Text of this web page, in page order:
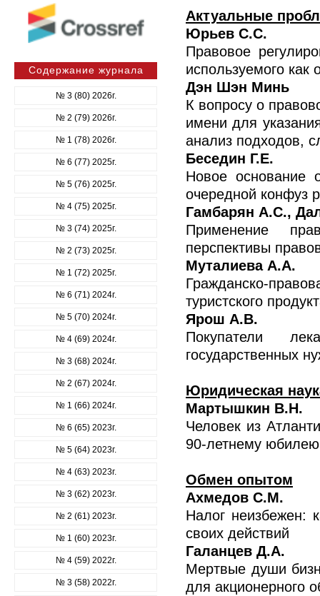
Содержание журнала
№ 3 (80) 2026г.
№ 2 (79) 2026г.
№ 1 (78) 2026г.
№ 6 (77) 2025г.
№ 5 (76) 2025г.
№ 4 (75) 2025г.
№ 3 (74) 2025г.
№ 2 (73) 2025г.
№ 1 (72) 2025г.
№ 6 (71) 2024г.
№ 5 (70) 2024г.
№ 4 (69) 2024г.
№ 3 (68) 2024г.
№ 2 (67) 2024г.
№ 1 (66) 2024г.
№ 6 (65) 2023г.
№ 5 (64) 2023г.
№ 4 (63) 2023г.
№ 3 (62) 2023г.
№ 2 (61) 2023г.
№ 1 (60) 2023г.
№ 4 (59) 2022г.
№ 3 (58) 2022г.
Актуальные
Юрьев С.С.
Правовое
используемого как
Дэн Шэн Минь
К вопросу о
имени для
анализ подходов,
Беседин Г.Е.
Новое основание
очередной конфуз
Гамбарян А.С.,
Применение
перспективы
Муталиева А.А.
Гражданско-
туристского
Ярош А.В.
Покупатели
государственных
Юридическая
Мартышкин В.Н.
Человек из
90-летнему
Обмен опытом
Ахмедов С.М.
Налог неизбежен:
своих действий
Галанцев Д.А.
Мертвые души
для акционерного